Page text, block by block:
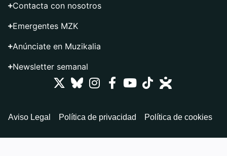
Contacta con nosotros
Emergentes MZK
Anúnciate en Muzikalia
Newsletter semanal
Aviso Legal Política de privacidad Política de cookies